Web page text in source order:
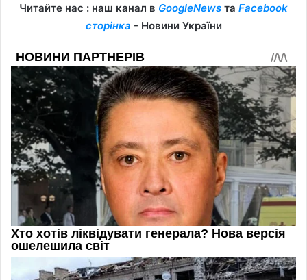
Читайте нас : наш канал в GoogleNews та Facebook
сторінка - Новини України